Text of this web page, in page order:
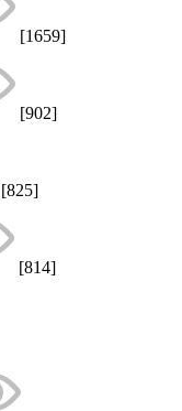
[1659]
[902]
[825]
[814]